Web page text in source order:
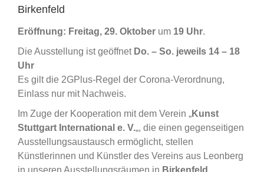
Birkenfeld
Eröffnung: Freitag, 29. Oktober um 19 Uhr.
Die Ausstellung ist geöffnet Do. – So. jeweils 14 – 18
Uhr
Es gilt die 2GPlus-Regel der Corona-Verordnung,
Einlass nur mit Nachweis.
Im Zuge der Kooperation mit dem Verein „Kunst
Stuttgart International e. V.„, die einen gegenseitigen
Ausstellungsaustausch ermöglicht, stellen
Künstlerinnen und Künstler des Vereins aus Leonberg